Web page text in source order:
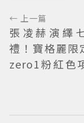
← 上一篇
張凌赫演繹
禮！寶格麗限
zero1粉紅色